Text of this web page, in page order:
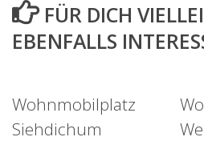
FÜR DICH
EBENFALLS
Wohnmobilplatz
Siehdichum